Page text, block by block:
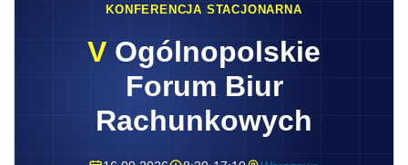
KONFERENCJA STACJONARNA
V Ogólnopolskie
Forum Biur
Rachunkowych